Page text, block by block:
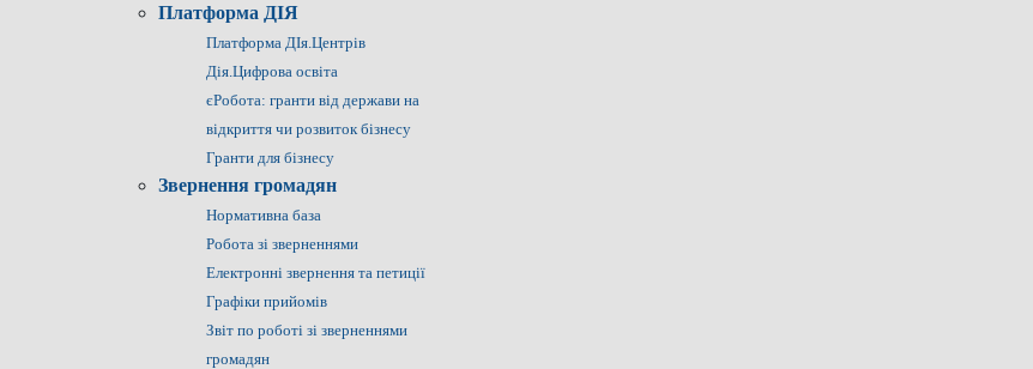
Платформа ДІЯ
Платформа ДІя.Центрів
Дія.Цифрова освіта
єРобота: гранти від держави на
відкриття чи розвиток бізнесу
Гранти для бізнесу
Звернення громадян
Нормативна база
Робота зі зверненнями
Електронні звернення та петиції
Графіки прийомів
Звіт по роботі зі зверненнями
громадян